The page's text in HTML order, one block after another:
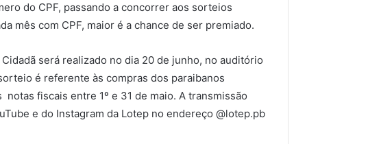
do CPF, passando a concorrer aos sorteios
mês com CPF, maior é a chance de ser premiado.
será realizado no dia 20 de junho, no auditório
é referente às compras dos paraibanos
fiscais entre 1º e 31 de maio. A transmissão
e do Instagram da Lotep no endereço @lotep.pb